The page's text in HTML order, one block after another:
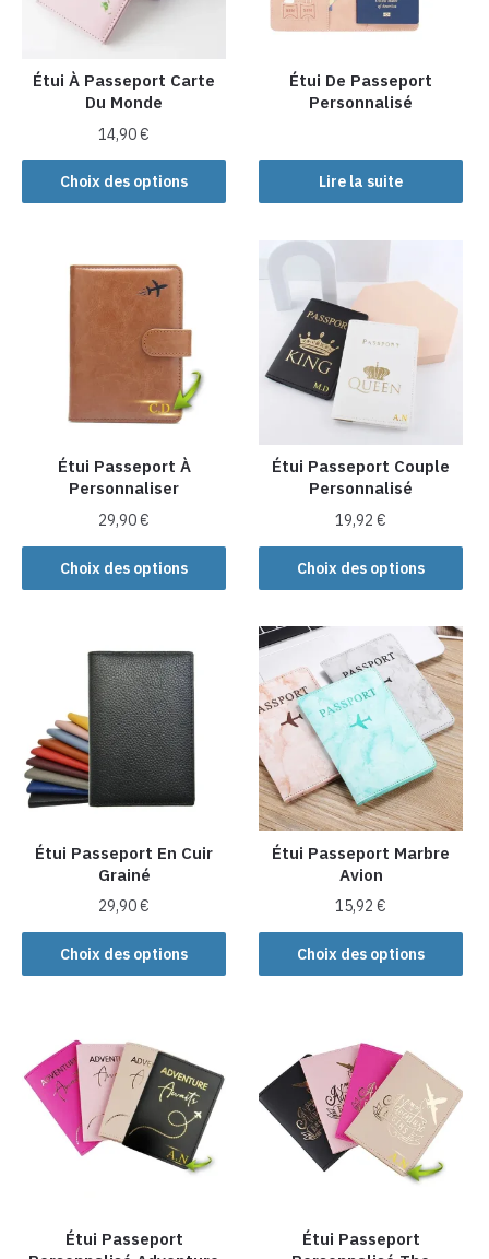
choisies
la
page
produit
Étui À Passeport Carte
Du Monde
14,90€
Choix des options
Ce
produit
variations.
Les
options
peuvent
choisies
la
page
du
produit
Étui De Passeport
Personnalisé
Lire la suite
Étui Passeport À
Personnaliser
29,90€
Choix des options
Ce
produit
variations.
Les
options
peuvent
être
choisies
la
page
du
produit
Étui Passeport Couple
Personnalisé
19,92€
Choix des options
Ce
produit
plusieurs
variations.
Les
options
peuvent
être
choisies
sur
la
page
du
produit
Étui Passeport En Cuir
Grainé
29,90€
Choix des options
Ce
produit
variations.
Les
options
peuvent
être
la
Étui Passeport Marbre
Avion
15,92€
Choix des options
Ce
produit
variations.
Les
options
peuvent
être
choisies
la
Étui Passeport
Étui Passeport